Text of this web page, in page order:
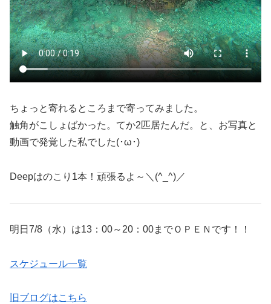
ちょっと寄れるところまで寄ってみました。
触角がこしょばかった。てか2匹居たんだ。と、お写真と
動画で発覚した私でした(･ω･)
Deepはのこり1本！頑張るよ～＼(^_^)／
明日7/8（水）は13：00～20：00までＯＰＥＮです！！
スケジュール一覧
旧ブログはこちら